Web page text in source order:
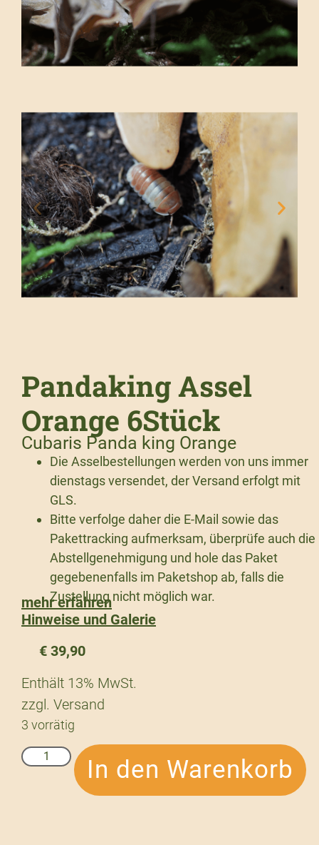
Pandaking Assel
Orange 6Stück
Cubaris Panda king Orange
Die Asselbestellungen werden von uns immer
dienstags versendet, der Versand erfolgt mit
GLS.
Bitte verfolge daher die E-Mail sowie das
Pakettracking aufmerksam, überprüfe auch die
Abstellgenehmigung und hole das Paket
gegebenenfalls im Paketshop ab, falls die
Zustellung nicht möglich war.
mehr erfahren
Hinweise und Galerie
€ 39,90
Enthält 13% MwSt.
zzgl. Versand
3 vorrätig
In den Warenkorb